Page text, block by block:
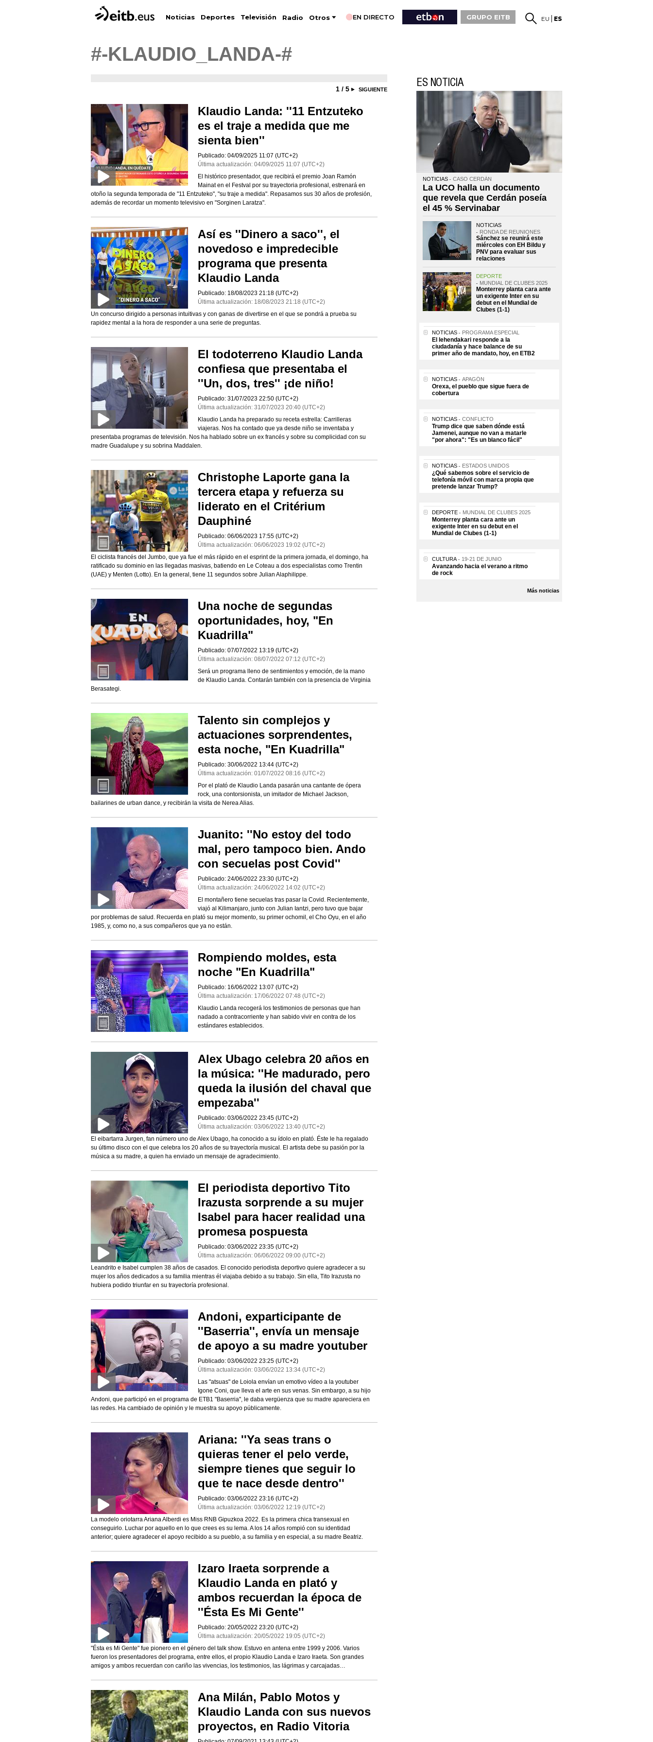
Noticias Deportes Televisión Radio Otros EN DIRECTO GRUPO EITB EU ES
#-KLAUDIO_LANDA-#
1 / 5 SIGUIENTE
Klaudio Landa: ''11 Entzuteko
es el traje a medida que me
sienta bien''
Publicado: 04/09/2025 11:07 (UTC+2)
Última actualización: 04/09/2025 11:07 (UTC+2)
El histórico presentador, que recibirá el premio Joan Ramón
Mainat en el Festval por su trayectoria profesional, estrenará en
otoño la segunda temporada de "11 Entzuteko", "su traje a medida". Repasamos sus 30 años de profesión,
además de recordar un momento televisivo en "Sorginen Laratza".
Así es ''Dinero a saco'', el
novedoso e impredecible
programa que presenta
Klaudio Landa
Publicado: 18/08/2023 21:18 (UTC+2)
Última actualización: 18/08/2023 21:18 (UTC+2)
Un concurso dirigido a personas intuitivas y con ganas de divertirse en el que se pondrá a prueba su
rapidez mental a la hora de responder a una serie de preguntas.
El todoterreno Klaudio Landa
confiesa que presentaba el
''Un, dos, tres'' ¡de niño!
Publicado: 31/07/2023 22:50 (UTC+2)
Última actualización: 31/07/2023 20:40 (UTC+2)
Klaudio Landa ha preparado su receta estrella: Carrilleras
viajeras. Nos ha contado que ya desde niño se inventaba y
presentaba programas de televisión. Nos ha hablado sobre un ex francés y sobre su complicidad con su
madre Guadalupe y su sobrina Maddalen.
Christophe Laporte gana la
tercera etapa y refuerza su
liderato en el Critérium
Dauphiné
Publicado: 06/06/2023 17:55 (UTC+2)
Última actualización: 06/06/2023 19:02 (UTC+2)
El ciclista francés del Jumbo, que ya fue el más rápido en el esprint de la primera jornada, el domingo, ha
ratificado su dominio en las llegadas masivas, batiendo en Le Coteau a dos especialistas como Trentin
(UAE) y Menten (Lotto). En la general, tiene 11 segundos sobre Julian Alaphilippe.
Una noche de segundas
oportunidades, hoy, "En
Kuadrilla"
Publicado: 07/07/2022 13:19 (UTC+2)
Última actualización: 08/07/2022 07:12 (UTC+2)
Será un programa lleno de sentimientos y emoción, de la mano
de Klaudio Landa. Contarán también con la presencia de Virginia
Berasategi.
Talento sin complejos y
actuaciones sorprendentes,
esta noche, "En Kuadrilla"
Publicado: 30/06/2022 13:44 (UTC+2)
Última actualización: 01/07/2022 08:16 (UTC+2)
Por el plató de Klaudio Landa pasarán una cantante de ópera
rock, una contorsionista, un imitador de Michael Jackson,
bailarines de urban dance, y recibirán la visita de Nerea Alias.
Juanito: ''No estoy del todo
mal, pero tampoco bien. Ando
con secuelas post Covid''
Publicado: 24/06/2022 23:30 (UTC+2)
Última actualización: 24/06/2022 14:02 (UTC+2)
El montañero tiene secuelas tras pasar la Covid. Recientemente,
viajó al Kilimanjaro, junto con Julian Iantzi, pero tuvo que bajar
por problemas de salud. Recuerda en plató su mejor momento, su primer ochomil, el Cho Oyu, en el año
1985, y, como no, a sus compañeros que ya no están.
Rompiendo moldes, esta
noche "En Kuadrilla"
Publicado: 16/06/2022 13:07 (UTC+2)
Última actualización: 17/06/2022 07:48 (UTC+2)
Klaudio Landa recogerá los testimonios de personas que han
nadado a contracorriente y han sabido vivir en contra de los
estándares establecidos.
Alex Ubago celebra 20 años en
la música: ''He madurado, pero
queda la ilusión del chaval que
empezaba''
Publicado: 03/06/2022 23:45 (UTC+2)
Última actualización: 03/06/2022 13:40 (UTC+2)
El eibartarra Jurgen, fan número uno de Alex Ubago, ha conocido a su ídolo en plató. Éste le ha regalado
su último disco con el que celebra los 20 años de su trayectoría musical. El artista debe su pasión por la
música a su madre, a quien ha enviado un mensaje de agradecimiento.
El periodista deportivo Tito
Irazusta sorprende a su mujer
Isabel para hacer realidad una
promesa pospuesta
Publicado: 03/06/2022 23:35 (UTC+2)
Última actualización: 06/06/2022 09:00 (UTC+2)
Leandrito e Isabel cumplen 38 años de casados. El conocido periodista deportivo quiere agradecer a su
mujer los años dedicados a su familia mientras él viajaba debido a su trabajo. Sin ella, Tito Irazusta no
hubiera podido triunfar en su trayectoría profesional.
Andoni, exparticipante de
''Baserria'', envía un mensaje
de apoyo a su madre youtuber
Publicado: 03/06/2022 23:25 (UTC+2)
Última actualización: 03/06/2022 13:34 (UTC+2)
Las "atsuas" de Loiola envían un emotivo vídeo a la youtuber
Igone Coni, que lleva el arte en sus venas. Sin embargo, a su hijo
Andoni, que participó en el programa de ETB1 "Baserria", le daba vergüenza que su madre apareciera en
las redes. Ha cambiado de opinión y le muestra su apoyo públicamente.
Ariana: ''Ya seas trans o
quieras tener el pelo verde,
siempre tienes que seguir lo
que te nace desde dentro''
Publicado: 03/06/2022 23:16 (UTC+2)
Última actualización: 03/06/2022 12:19 (UTC+2)
La modelo oriotarra Ariana Alberdi es Miss RNB Gipuzkoa 2022. Es la primera chica transexual en
conseguirlo. Luchar por aquello en lo que crees es su lema. A los 14 años rompió con su identidad
anterior; quiere agradecer el apoyo recibido a su pueblo, a su familia y en especial, a su madre Beatriz.
Izaro Iraeta sorprende a
Klaudio Landa en plató y
ambos recuerdan la época de
''Ésta Es Mi Gente''
Publicado: 20/05/2022 23:20 (UTC+2)
Última actualización: 20/05/2022 19:05 (UTC+2)
"Ésta es Mi Gente" fue pionero en el género del talk show. Estuvo en antena entre 1999 y 2006. Varios
fueron los presentadores del programa, entre ellos, el propio Klaudio Landa e Izaro Iraeta. Son grandes
amigos y ambos recuerdan con cariño las vivencias, los testimonios, las lágrimas y carcajadas…
Ana Milán, Pablo Motos y
Klaudio Landa con sus nuevos
proyectos, en Radio Vitoria
ES NOTICIA
NOTICIAS CASO CERDÁN
La UCO halla un documento
que revela que Cerdán poseía
el 45 % Servinabar
NOTICIAS
RONDA DE REUNIONES
Sánchez se reunirá este
miércoles con EH Bildu y
PNV para evaluar sus
relaciones
DEPORTE
MUNDIAL DE CLUBES 2025
Monterrey planta cara ante
un exigente Inter en su
debut en el Mundial de
Clubes (1-1)
NOTICIAS PROGRAMA ESPECIAL
El lehendakari responde a la
ciudadanía y hace balance de su
primer año de mandato, hoy, en ETB2
NOTICIAS APAGÓN
Orexa, el pueblo que sigue fuera de
cobertura
NOTICIAS CONFLICTO
Trump dice que saben dónde está
Jamenei, aunque no van a matarle
"por ahora": "Es un blanco fácil"
NOTICIAS ESTADOS UNIDOS
¿Qué sabemos sobre el servicio de
telefonía móvil con marca propia que
pretende lanzar Trump?
DEPORTE MUNDIAL DE CLUBES 2025
Monterrey planta cara ante un
exigente Inter en su debut en el
Mundial de Clubes (1-1)
CULTURA 19-21 DE JUNIO
Avanzando hacia el verano a ritmo
de rock
Más noticias